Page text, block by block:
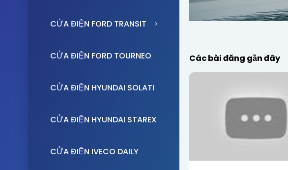
CỬA ĐIỆN FORD TRANSIT
CỬA ĐIỆN FORD TOURNEO
CỬA ĐIỆN HYUNDAI SOLATI
CỬA ĐIỆN HYUNDAI STAREX
CỬA ĐIỆN IVECO DAILY
Các bài đăng gần đây